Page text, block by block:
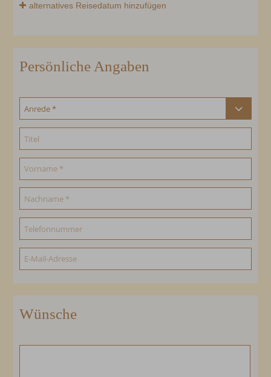
alternatives Reisedatum hinzufügen
Persönliche Angaben
Wünsche